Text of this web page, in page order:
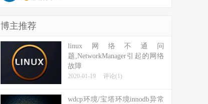
博主推荐
linux网络不通问
题,NetworkManager引起的网络
故障
2020-01-19 评论(1)
wdcp环境/宝塔环境innodb异常